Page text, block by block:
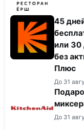
45
или 30
без
Плюс
До 31
До 31